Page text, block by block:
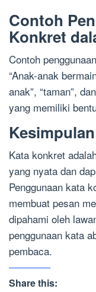
Contoh
Konkret
Contoh
“Anak-anak
anak”, “taman”,
yang memiliki
Kesimpulan
Kata konkret
yang nyata dan
Penggunaan kata
membuat pesan
dipahami oleh
penggunaan kata
pembaca.
Share this: